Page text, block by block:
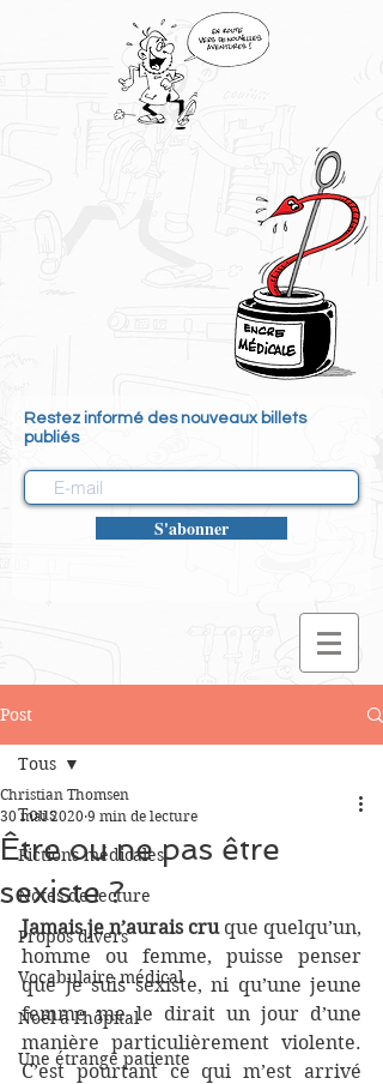
Restez informé des nouveaux billets
publiés
S'abonner
Post
Tous
Fictions médicales
Notes de lecture
Propos divers
Vocabulaire médical
Noël à l'hôpital
Une étrange patiente
Tous
Être ou ne pas être
sexiste ?
Christian Thomsen
30 mai 2020 9 min de lecture
Jamais je n’aurais cru que quelqu’un,
homme ou femme, puisse penser
que je suis sexiste, ni qu’une jeune
femme me le dirait un jour d’une
manière particulièrement violente.
C’est pourtant ce qui m’est arrivé